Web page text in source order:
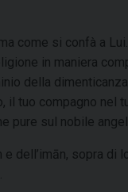
come si confà a
in maniera
della
il tuo compagno nel
pure sul nobile
dell’imān, sopra di